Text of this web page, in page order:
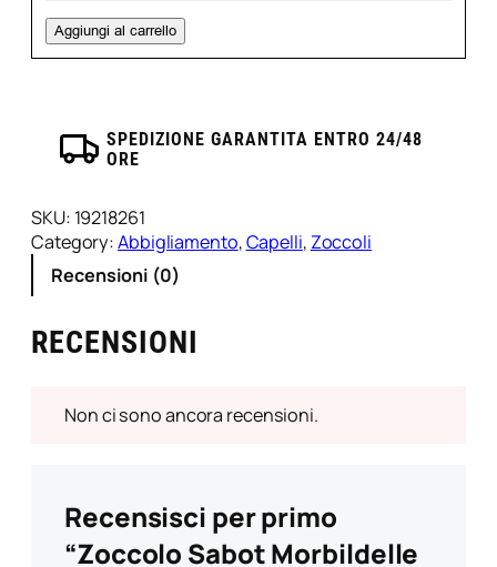
Morbidelle
Stampa
quantità
Aggiungi al carrello
SPEDIZIONE GARANTITA ENTRO 24/48
ORE
SKU: 19218261
Category:Abbigliamento, Capelli, Zoccoli
Recensioni (0)
RECENSIONI
Non ci sono ancora recensioni.
Recensisci per primo
“Zoccolo Sabot Morbildelle